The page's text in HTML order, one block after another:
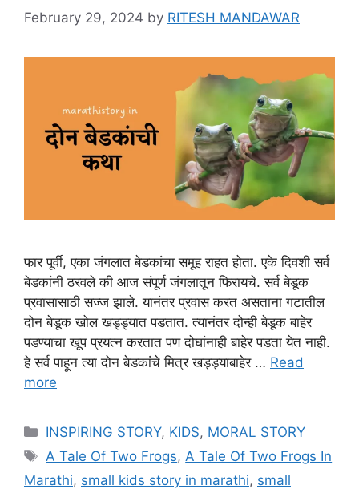
February 29, 2024 by RITESH MANDAWAR
फार पूर्वी, एका जंगलात बेडकांचा समूह राहत होता. एके दिवशी सर्व
बेडकांनी ठरवले की आज संपूर्ण जंगलातून फिरायचे. सर्व बेडूक
प्रवासासाठी सज्ज झाले. यानंतर प्रवास करत असताना गटातील
दोन बेडूक खोल खड्ड्यात पडतात. त्यानंतर दोन्ही बेडूक बाहेर
पडण्याचा खूप प्रयत्न करतात पण दोघांनाही बाहेर पडता येत नाही.
हे सर्व पाहून त्या दोन बेडकांचे मित्र खड्ड्याबाहेर … Read
more
Categories
INSPIRING STORY, KIDS, MORAL STORY
Tags
A Tale Of Two Frogs,A Tale Of Two Frogs In
Marathi, small kids story in marathi, small